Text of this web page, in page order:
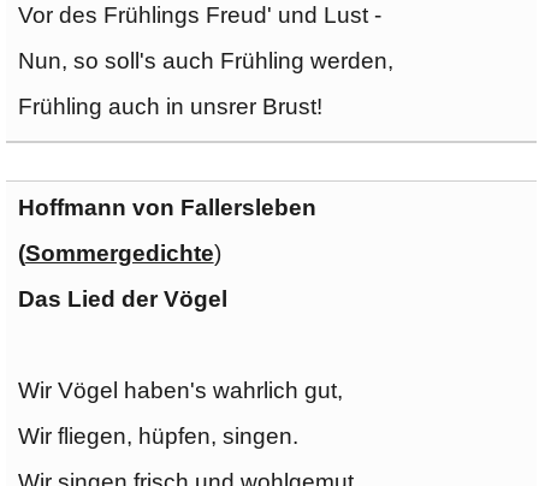
Vor des Frühlings Freud' und Lust -
Nun, so soll's auch Frühling werden,
Frühling auch in unsrer Brust!
Hoffmann von Fallersleben
(Sommergedichte)
Das Lied der Vögel
Wir Vögel haben's wahrlich gut,
Wir fliegen, hüpfen, singen.